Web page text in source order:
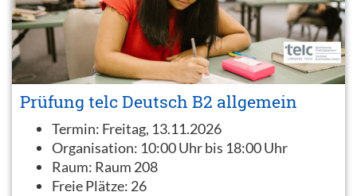
Prüfung telc Deutsch B2 allgemein
Termin: Freitag, 13.11.2026
Organisation: 10:00 Uhr bis 18:00 Uhr
Raum: Raum 208
Freie Plätze: 26